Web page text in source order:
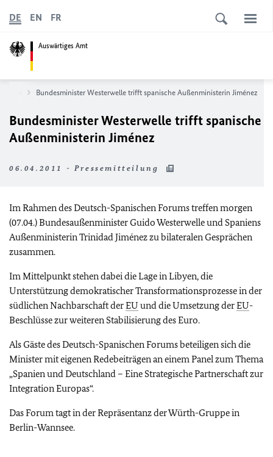
Auswärtiges Amt
DE EN FR
Bundesminister Westerwelle trifft spanische Außenministerin Jiménez
Bundesminister Westerwelle trifft spanische
Außenministerin Jiménez
06.04.2011 - Pressemitteilung
Im Rahmen des Deutsch-Spanischen Forums treffen morgen
(07.04.) Bundesaußenminister Guido Westerwelle und Spaniens
Außenministerin Trinidad Jiménez zu bilateralen Gesprächen
zusammen.
Im Mittelpunkt stehen dabei die Lage in Libyen, die
Unterstützung demokratischer Transformationsprozesse in der
südlichen Nachbarschaft derEU und die Umsetzung derEU-
Beschlüsse zur weiteren Stabilisierung des Euro.
Als Gäste des Deutsch-Spanischen Forums beteiligen sich die
Minister mit eigenen Redebeiträgen an einem Panel zum Thema
„Spanien und Deutschland – Eine Strategische Partnerschaft zur
Integration Europas“.
Das Forum tagt in der Repräsentanz der Würth-Gruppe in
Berlin-Wannsee.